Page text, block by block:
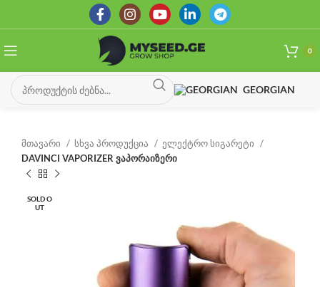
0
GEORGIAN
მთავარი სხვა პროდუქცია
ელექტრო სიგარეტი
DAVINCI VAPORIZER ვაპორაიზერი
SOLD O
UT